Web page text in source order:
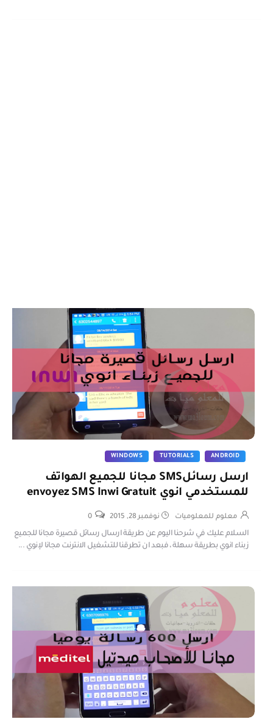
ANDROID
TUTORIALS
WINDOWS
ارسل رسائلSMS مجانا للجميع الهواتف
للمستخدمي انوي envoyez SMS Inwi Gratuit
معلوم للمعلوميات نوفمبر 28, 2015 0
السلام عليك في شرحنا اليوم عن طريقة ارسال رسائل قصيرة مجانا للجميع
زبناء انوي بطريقة سهلة ، فبعد ان تطرقنا للتشغيل الانترنت مجانا لإنوي ...